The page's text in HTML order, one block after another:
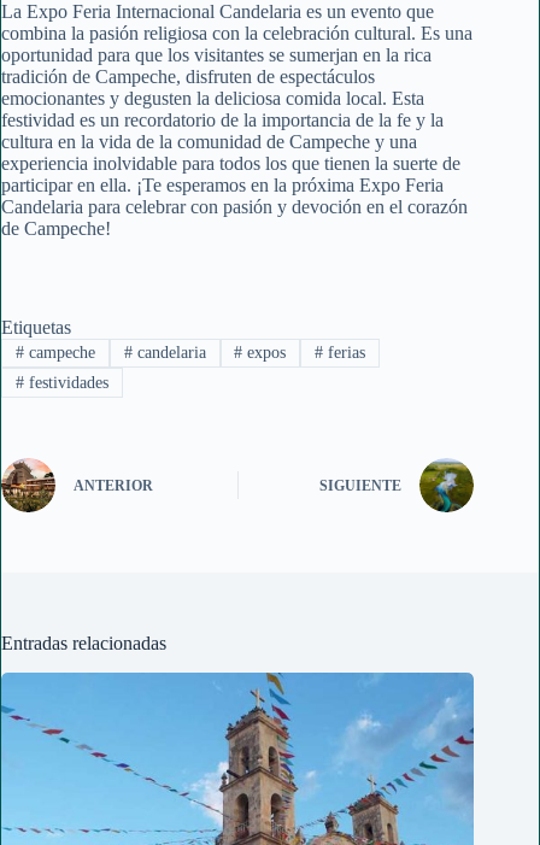
La Expo Feria Internacional Candelaria es un evento que
combina la pasión religiosa con la celebración cultural. Es una
oportunidad para que los visitantes se sumerjan en la rica
tradición de Campeche, disfruten de espectáculos
emocionantes y degusten la deliciosa comida local. Esta
festividad es un recordatorio de la importancia de la fe y la
cultura en la vida de la comunidad de Campeche y una
experiencia inolvidable para todos los que tienen la suerte de
participar en ella. ¡Te esperamos en la próxima Expo Feria
Candelaria para celebrar con pasión y devoción en el corazón
de Campeche!
Etiquetas
#campeche #candelaria # expos # ferias
#festividades
ANTERIOR SIGUIENTE
Entradas relacionadas